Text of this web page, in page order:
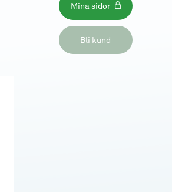
Bli kund
Mina sidor